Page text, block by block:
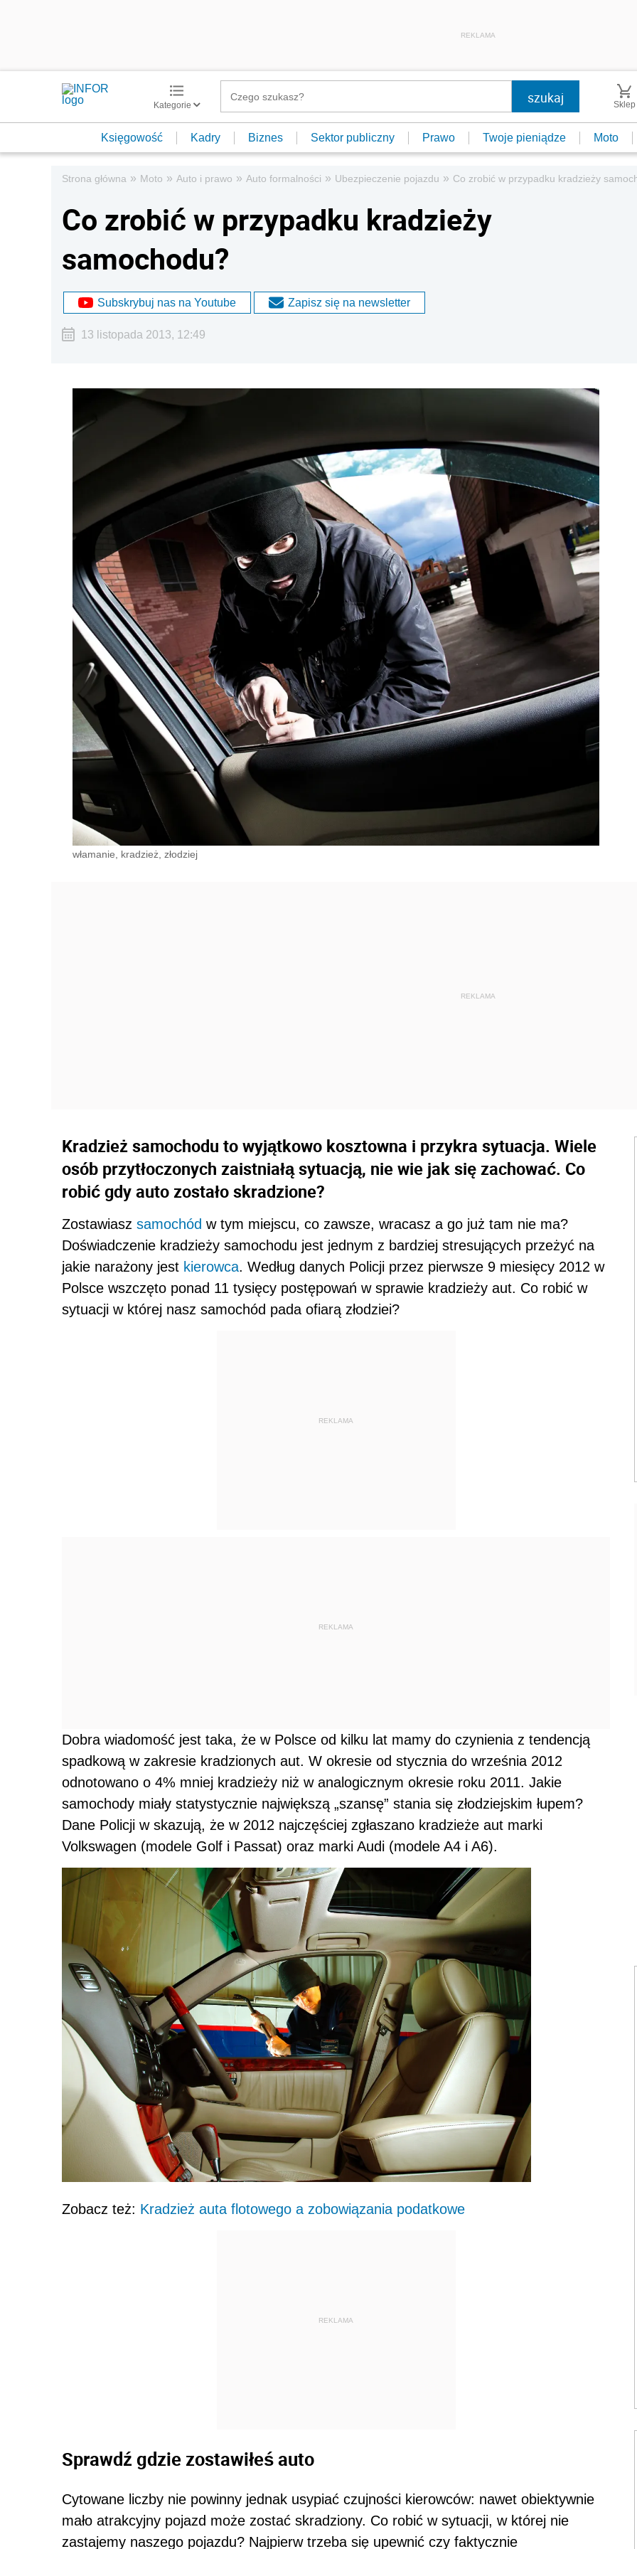
REKLAMA
Kategorie Sklep
Księgowość Kadry Biznes Sektor publiczny Prawo Twoje pieniądze Moto
Strona główna » Moto » Auto i prawo » Auto formalności » Ubezpieczenie pojazdu » Co zrobić w przypadku kradzieży
Co zrobić w przypadku kradzieży
samochodu?
Subskrybuj nas na Youtube Zapisz się na newsletter
13 listopada 2013, 12:49
włamanie, kradzież, złodziej
Kradzież samochodu to wyjątkowo kosztowna i przykra sytuacja. Wiele
osób przytłoczonych zaistniałą sytuacją, nie wie jak się zachować. Co
robić gdy auto zostało skradzione?
Zostawiasz samochód w tym miejscu, co zawsze, wracasz a go już tam nie ma?
Doświadczenie kradzieży samochodu jest jednym z bardziej stresujących przeżyć na
jakie narażony jest kierowca. Według danych Policji przez pierwsze 9 miesięcy 2012 w
Polsce wszczęto ponad 11 tysięcy postępowań w sprawie kradzieży aut. Co robić w
sytuacji w której nasz samochód pada ofiarą złodziei?
REKLAMA
REKLAMA
Dobra wiadomość jest taka, że w Polsce od kilku lat mamy do czynienia z tendencją
spadkową w zakresie kradzionych aut. W okresie od stycznia do września 2012
odnotowano o 4% mniej kradzieży niż w analogicznym okresie roku 2011. Jakie
samochody miały statystycznie największą „szansę” stania się złodziejskim łupem?
Dane Policji w skazują, że w 2012 najczęściej zgłaszano kradzieże aut marki
Volkswagen (modele Golf i Passat) oraz marki Audi (modele A4 i A6).
Zobacz też: Kradzież auta flotowego a zobowiązania podatkowe
REKLAMA
Sprawdź gdzie zostawiłeś auto
Cytowane liczby nie powinny jednak usypiać czujności kierowców: nawet obiektywnie
mało atrakcyjny pojazd może zostać skradziony. Co robić w sytuacji, w której nie
zastajemy naszego pojazdu? Najpierw trzeba się upewnić czy faktycznie